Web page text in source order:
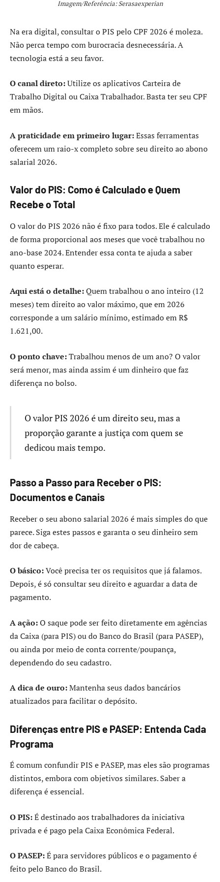
Imagem/Referência: Serasaexperian
Na era digital, consultar o PIS pelo CPF 2026 é moleza.
Não perca tempo com burocracia desnecessária. A
tecnologia está a seu favor.
O canal direto:Utilize os aplicativos Carteira de
Trabalho Digital ou Caixa Trabalhador. Basta ter seu CPF
em mãos.
A praticidade em primeiro lugar:Essas ferramentas
oferecem um raio-x completo sobre seu direito ao abono
salarial 2026.
Valor do PIS: Como é Calculado e Quem
Recebe o Total
O valor do PIS 2026 não é fixo para todos. Ele é calculado
de forma proporcional aos meses que você trabalhou no
ano-base 2024. Entender essa conta te ajuda a saber
quanto esperar.
Aqui está o detalhe:Quem trabalhou o ano inteiro (12
meses) tem direito ao valor máximo, que em 2026
corresponde a um salário mínimo, estimado em R$
1.621,00.
O ponto chave:Trabalhou menos de um ano? O valor
será menor, mas ainda assim é um dinheiro que faz
diferença no bolso.
O valor PIS 2026 é um direito seu, mas a
proporção garante a justiça com quem se
dedicou mais tempo.
Passo a Passo para Receber o PIS:
Documentos e Canais
Receber o seu abono salarial 2026 é mais simples do que
parece. Siga estes passos e garanta o seu dinheiro sem
dor de cabeça.
O básico:Você precisa ter os requisitos que já falamos.
Depois, é só consultar seu direito e aguardar a data de
pagamento.
A ação:O saque pode ser feito diretamente em agências
da Caixa (para PIS) ou do Banco do Brasil (para PASEP),
ou ainda por meio de conta corrente/poupança,
dependendo do seu cadastro.
A dica de ouro:Mantenha seus dados bancários
atualizados para facilitar o depósito.
Diferenças entre PIS e PASEP: Entenda Cada
Programa
É comum confundir PIS e PASEP, mas eles são programas
distintos, embora com objetivos similares. Saber a
diferença é essencial.
O PIS:É destinado aos trabalhadores da iniciativa
privada e é pago pela Caixa Econômica Federal.
O PASEP:É para servidores públicos e o pagamento é
feito pelo Banco do Brasil.